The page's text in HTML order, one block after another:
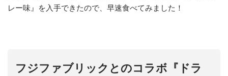
レー味』を入手できたので、早速食べてみました！
フジファブリックとのコラボ『ドラ